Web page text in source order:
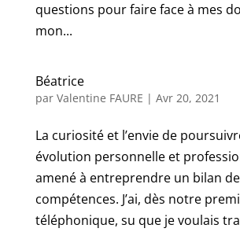
questions pour faire face à mes
mon...
Béatrice
par Valentine FAURE | Avr 20, 2021
La curiosité et l’envie de
évolution personnelle et
amené à entreprendre un bilan de
compétences. J’ai, dès notre
téléphonique, su que je voulais